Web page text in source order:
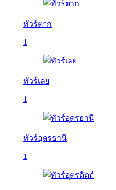
ทัวร์ตาก
1
ทัวร์เลย
1
ทัวร์อุดรธานี
1